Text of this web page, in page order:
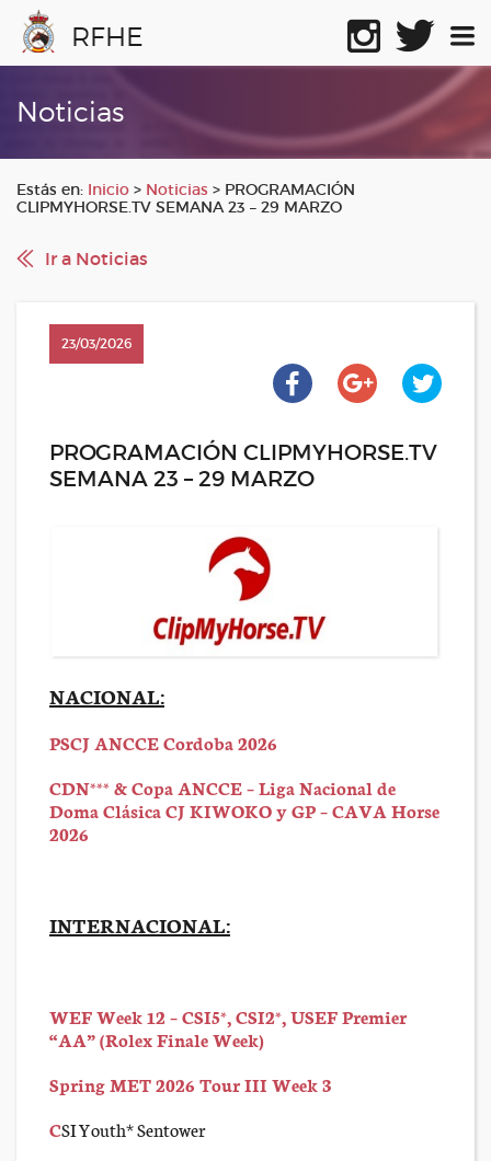
RFHE
Noticias
Estás en: Inicio > Noticias > PROGRAMACIÓN
CLIPMYHORSE.TV SEMANA 23 – 29 MARZO
Ir a Noticias
23/03/2026
PROGRAMACIÓN CLIPMYHORSE.TV
SEMANA 23 – 29 MARZO
NACIONAL:
PSCJ ANCCE Cordoba 2026
CDN*** & Copa ANCCE – Liga Nacional de
Doma Clásica CJ KIWOKO y GP – CAVA Horse
2026
INTERNACIONAL:
WEF Week 12 – CSI5*, CSI2*, USEF Premier
“AA” (Rolex Finale Week)
Spring MET 2026 Tour III Week 3
CSI Youth* Sentower